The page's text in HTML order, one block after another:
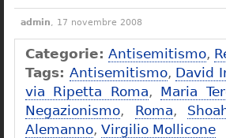
admin, 17 novembre 2008
Categorie: Antisemitismo,
Tags: Antisemitismo, David
via Ripetta Roma, Maria
Negazionismo, Roma,
Alemanno, Virgilio Mollicone